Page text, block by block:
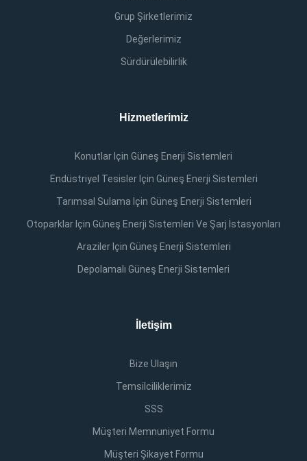
Grup Şirketlerimiz
Değerlerimiz
Sürdürülebilirlik
Hizmetlerimiz
Konutlar Için Güneş Enerji Sistemleri
Endüstriyel Tesisler Için Güneş Enerji Sistemleri
Tarımsal Sulama Için Güneş Enerji Sistemleri
Otoparklar Için Güneş Enerji Sistemleri Ve Şarj İstasyonları
Araziler Için Güneş Enerji Sistemleri
Depolamalı Güneş Enerji Sistemleri
İletişim
Bize Ulaşın
Temsilciliklerimiz
SSS
Müşteri Memnuniyet Formu
Müşteri Şikayet Formu